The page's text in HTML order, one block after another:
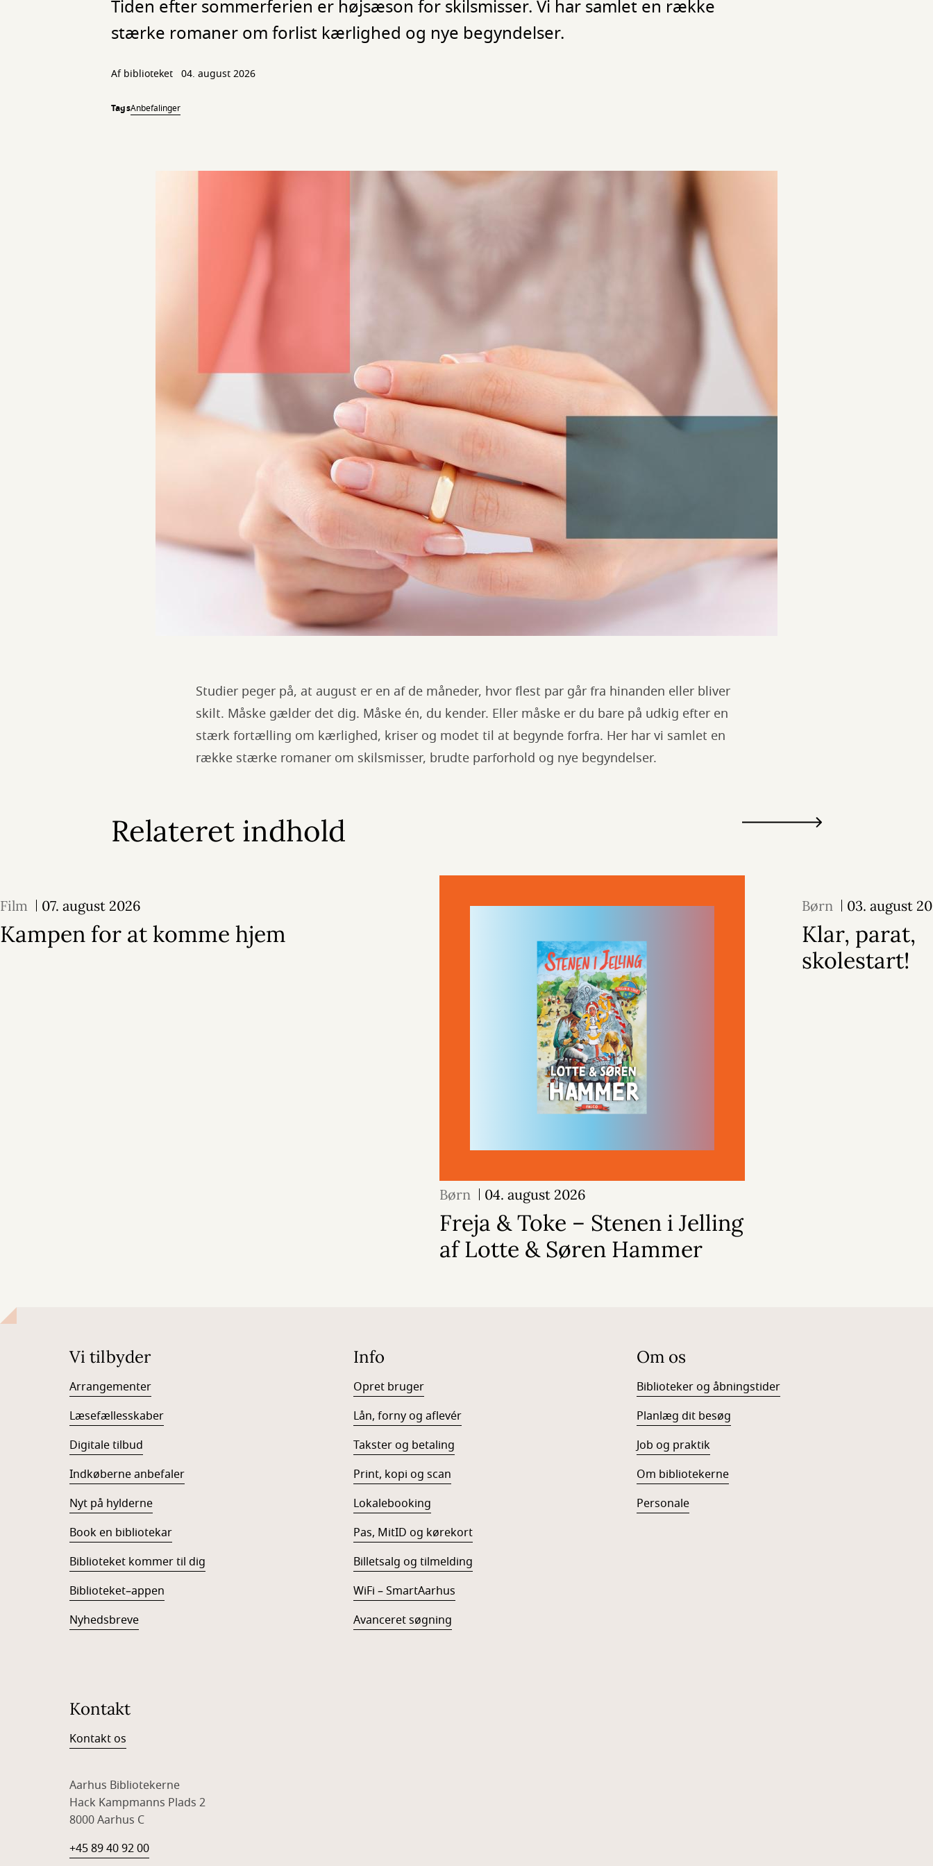
Tiden efter sommerferien er højsæson for skilsmisser. Vi har samlet en række
stærke romaner om forlist kærlighed og nye begyndelser.
Af biblioteket 04. august 2026
TagsAnbefalinger
Studier peger på, at august er en af de måneder, hvor flest par går fra hinanden eller bliver
skilt. Måske gælder det dig. Måske én, du kender. Eller måske er du bare på udkig efter en
stærk fortælling om kærlighed, kriser og modet til at begynde forfra. Her har vi samlet en
række stærke romaner om skilsmisser, brudte parforhold og nye begyndelser.
Relateret indhold
Film 07. august 2026
Kampen for at komme hjem
Børn 04. august 2026
Freja & Toke – Stenen i Jelling
af Lotte & Søren Hammer
Børn 03. august
Klar, parat,
skolestart!
Vi tilbyder
Arrangementer
Læsefællesskaber
Digitale tilbud
Indkøberne anbefaler
Nyt på hylderne
Book en bibliotekar
Biblioteket kommer til dig
Biblioteket–appen
Nyhedsbreve
Info
Opret bruger
Lån, forny og aflevér
Takster og betaling
Print, kopi og scan
Lokalebooking
Pas, MitID og kørekort
Billetsalg og tilmelding
WiFi – SmartAarhus
Avanceret søgning
Om os
Biblioteker og åbningstider
Planlæg dit besøg
Job og praktik
Om bibliotekerne
Personale
Kontakt
Kontakt os
Aarhus Bibliotekerne
Hack Kampmanns Plads 2
8000 Aarhus C
+45 89 40 92 00